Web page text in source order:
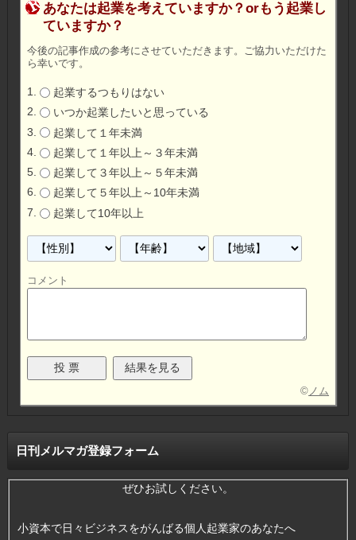
あなたは起業を考えていますか？orもう起業し
ていますか？
今後の記事作成の参考にさせていただきます。ご協力いただけた
ら幸いです。
起業するつもりはない
いつか起業したいと思っている
起業して１年未満
起業して１年以上～３年未満
起業して３年以上～５年未満
起業して５年以上～10年未満
起業して10年以上
コメント
© ノム
日刊メルマガ登録フォーム
ぜひお試しください。
小資本で日々ビジネスをがんばる個人起業家のあなたへ